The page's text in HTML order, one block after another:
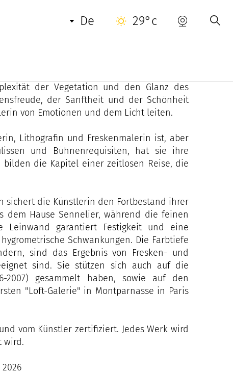
de 29°c
eine künstlerische Technik, die zugleich
der Vegetation und den Glanz des
der Sanftheit und der Schönheit
von Emotionen und dem Licht leiten.
Lithografin und Freskenmalerin ist, aber
und Bühnenrequisiten, hat sie ihre
die Kapitel einer zeitlosen Reise, die
sichert die Künstlerin den Fortbestand ihrer
dem Hause Sennelier, während die feinen
Leinwand garantiert Festigkeit und eine
Schwankungen. Die Farbtiefe
sind das Ergebnis von Fresken- und
sind. Sie stützen sich auch auf die
2007) gesammelt haben, sowie auf den
"Loft-Galerie" in Montparnasse in Paris
vom Künstler zertifiziert. Jedes Werk wird
wird.
2026